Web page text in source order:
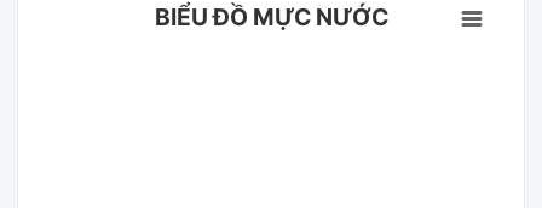
BIỂU ĐỒ MỰC NƯỚC